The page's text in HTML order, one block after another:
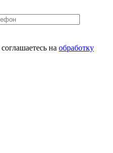
на обработку